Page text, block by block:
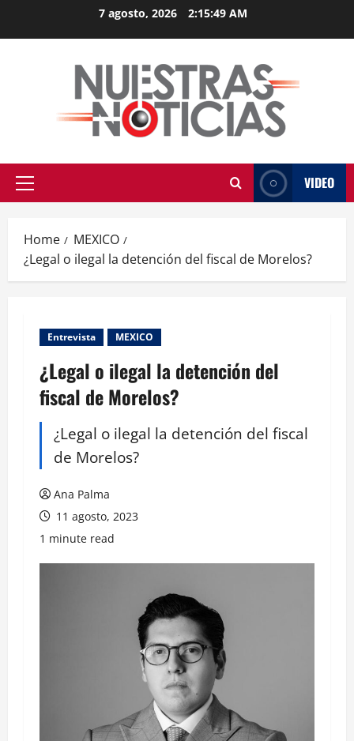
7 agosto, 2026 2:15:50 AM
Primary
VIDEO
Home
MEXICO
¿Legal o ilegal la detención del fiscal de Morelos?
Entrevista MEXICO
¿Legal o ilegal la detención del
fiscal de Morelos?
¿Legal o ilegal la detención del fiscal
de Morelos?
Ana Palma
11 agosto, 2023
1 minute read